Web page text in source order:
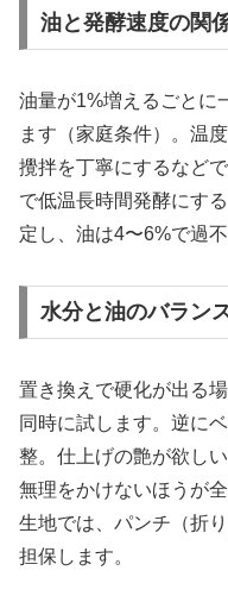
油と発酵速度の関
油量が1%増えるごとに
ます（家庭条件）。温
攪拌を丁寧にするなど
で低温長時間発酵にす
定し、油は4〜6%で過
水分と油のバラン
置き換えで硬化が出る
同時に試します。逆に
整。仕上げの艶が欲し
無理をかけないほうが
生地では、パンチ（折
担保します。